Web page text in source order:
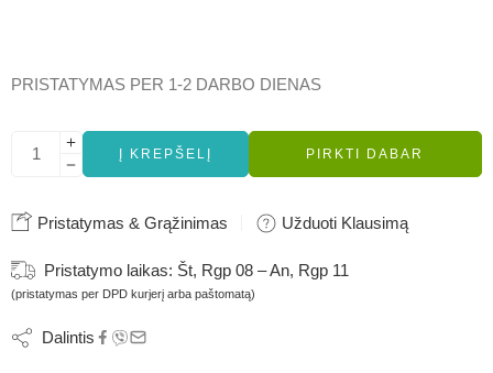
PRISTATYMAS PER 1-2 DARBO DIENAS
Į KREPŠELĮ PIRKTI DABAR
Pristatymas & Grąžinimas Užduoti Klausimą
Pristatymo laikas: Št, Rgp 08 – An, Rgp 11
(pristatymas per DPD kurjerį arba paštomatą)
Dalintis